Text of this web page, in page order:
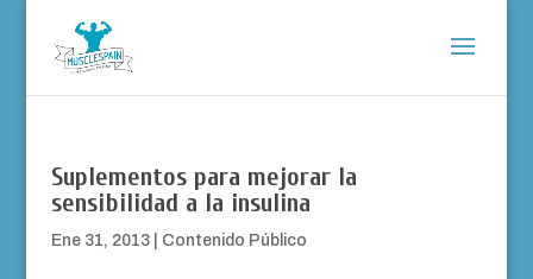
Suplementos para mejorar la
sensibilidad a la insulina
Ene 31, 2013| Contenido Público